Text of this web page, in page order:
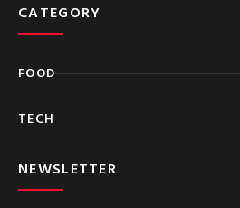
CATEGORY
FOOD
TECH
NEWSLETTER